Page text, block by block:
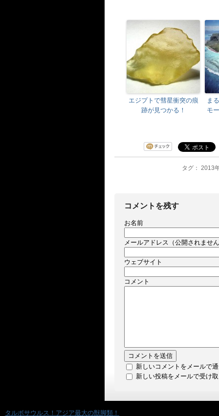
エジプトで彗星衝突の痕
跡が見つかる！
ま
モ
タグ： 2013
コメントを残す
お名前
メールアドレス（公開されませ
ウェブサイト
コメント
新しいコメントをメールで
新しい投稿をメールで受け
タルボサウルス！アジア最大の獣脚類！